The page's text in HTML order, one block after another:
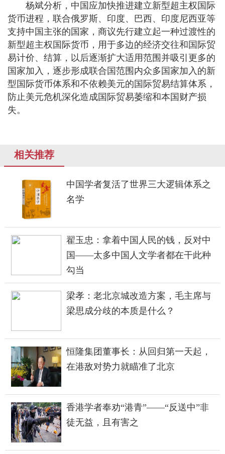
杨斌分析，中国应加快推进建立新型超主权国际
货币进程，联合俄罗斯、印度、巴西、印度尼西亚等
支持中国主张的国家，商议先行建立起一种过渡性的
新型超主权国际货币，用于多边的经济交往和国际贸
易计价、结算，以后逐渐扩大适用范围并吸引更多的
国家加入，逐步形成联合国范围内众多国家加入的新
型国际货币体系和不依赖美元的国际贸易结算体系，
防止美元危机深化造成国际贸易萎缩和本国财产损
失。
相关推荐
中国学者复活了世界三大逻辑体系之
名学
翟玉忠：拿着中国人民的钱，反对中
国——太多中国人文学者都在干此种
勾当
梁孝：老北京城改造方案，毛主席与
梁思成分歧的本质是什么？
恒隆集团董事长：从回归第一天起，
在港敌对势力就瞄准了北京
香港学者奉劝“港青”——“反送中”非
徒无益，且有害之